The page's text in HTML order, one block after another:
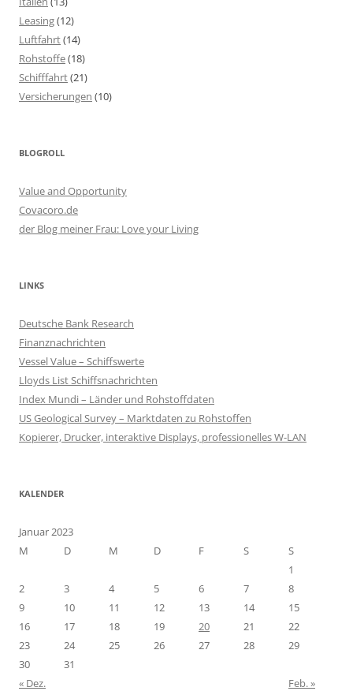
Leasing(12)
Luftfahrt(14)
Rohstoffe(18)
Schifffahrt(21)
Versicherungen (10)
BLOGROLL
Value and Opportunity
Covacoro.de
der Blog meiner Frau: Love your Living
LINKS
Deutsche Bank Research
Finanznachrichten
Vessel Value – Schiffswerte
Lloyds List Schiffsnachrichten
Index Mundi – Länder und Rohstoffdaten
US Geological Survey – Marktdaten zu Rohstoffen
Kopierer, Drucker, interaktive Displays, professionelles W-LAN
KALENDER
Januar 2023
M
D M D F S
S
1
2
3 4 5 6 7
8
9
10 11 12 13 14
15
16
17 18 19 20 21
22
23
24 25 26 27 28
29
30
31
« Dez.
Feb. »